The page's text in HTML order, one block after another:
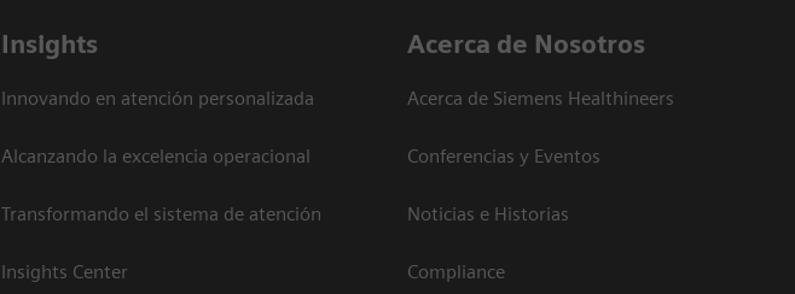
Insights
Innovando en atención personalizada
Alcanzando la excelencia operacional
Transformando el sistema de atención
Insights Center
Acerca de Nosotros
Acerca de Siemens Healthineers
Conferencias y Eventos
Noticias e Historias
Compliance